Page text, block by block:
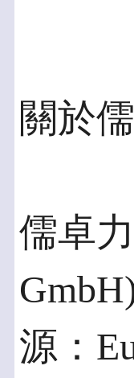
關於
儒卓
源：